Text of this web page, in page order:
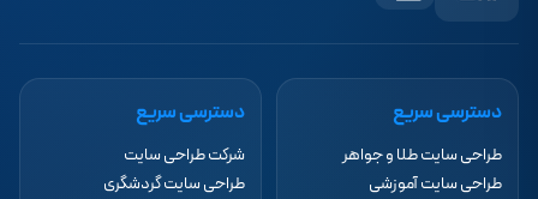
دسترسی سریع
طراحی سایت طلا و جواهر
طراحی سایت آموزشی
دسترسی سریع
شرکت طراحی سایت
طراحی سایت گردشگری